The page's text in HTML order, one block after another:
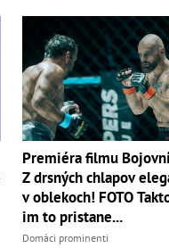
Premiéra filmu
Z drsných chlapov
v oblekoch! FOTO
im to pristane...
Domáci prominenti